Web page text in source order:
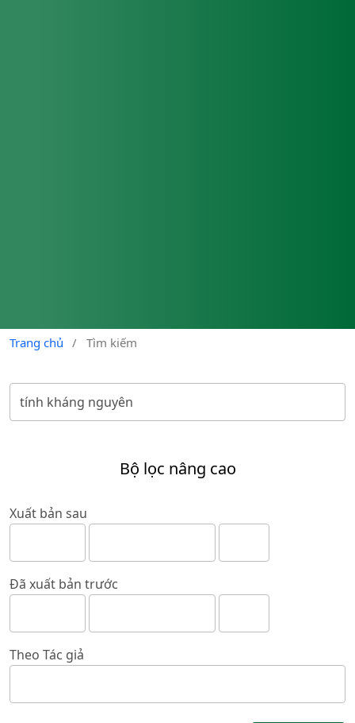
Trang chủ / Tìm kiếm
Bộ lọc nâng cao
Xuất bản sau
Đã xuất bản trước
Theo Tác giả